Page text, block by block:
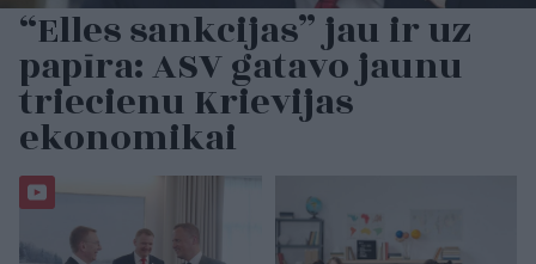
“Elles sankcijas” jau ir uz
papīra: ASV gatavo jaunu
triecienu Krievijas
ekonomikai